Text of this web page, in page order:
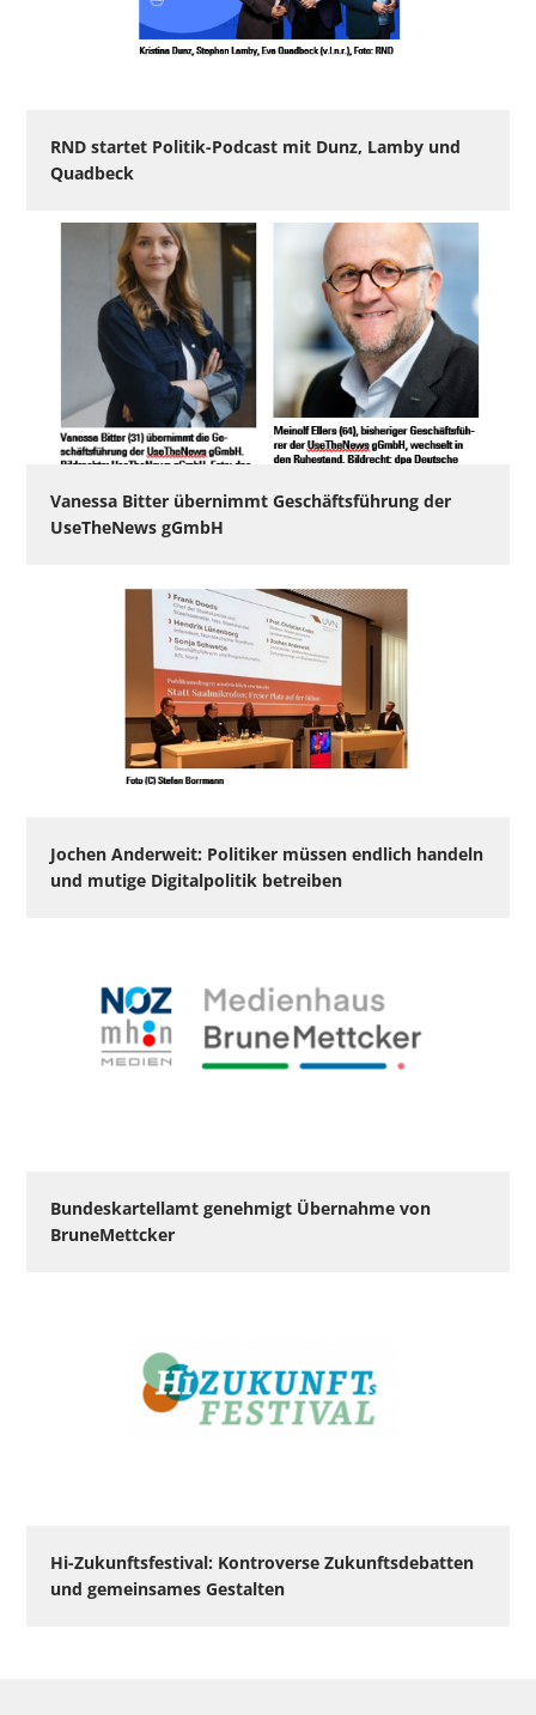
RND startet Politik-Podcast mit Dunz, Lamby und
Quadbeck
Vanessa Bitter übernimmt Geschäftsführung der
UseTheNews gGmbH
Jochen Anderweit: Politiker müssen endlich handeln
und mutige Digitalpolitik betreiben
Bundeskartellamt genehmigt Übernahme von
BruneMettcker
Hi-Zukunftsfestival: Kontroverse Zukunftsdebatten
und gemeinsames Gestalten